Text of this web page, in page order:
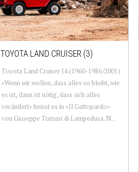
TOYOTA LAND CRUISER (3)
Toyota Land Cruiser J4 (1960-1986/2001)
«Wenn wir wollen, dass alles so bleibt, wie
es ist, dann ist nötig, dass sich alles
verändert» heisst es in «Il Gattopardo»
von Giuseppe Tomasi di Lampedusa. N...